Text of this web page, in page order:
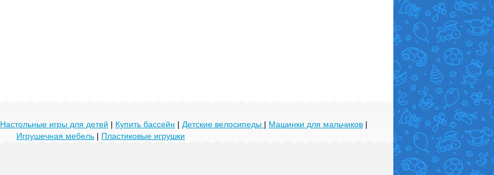
Настольные игры для детей | Купить бассейн | Детские велосипеды | Машинки для мальчиков |
Игрушечная мебель | Пластиковые игрушки